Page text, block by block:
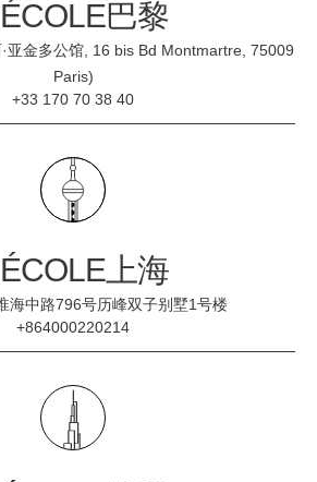
巴黎
亚金多公馆, 16 bis Bd Montmartre, 75009
Paris)
+33 170 70 38 40
上海
海中路796号历峰双子别墅1号楼
+864000220214